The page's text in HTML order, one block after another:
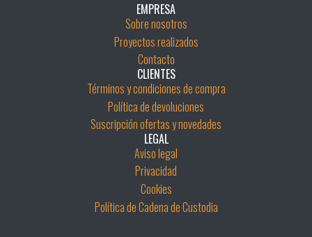
EMPRESA
Sobre nosotros
Proyectos realizados
Contacto
CLIENTES
Términos y condiciones de compra
Política de devoluciones
Suscripción ofertas y novedades
LEGAL
Aviso legal
Privacidad
Cookies
Política de Cadena de Custodia